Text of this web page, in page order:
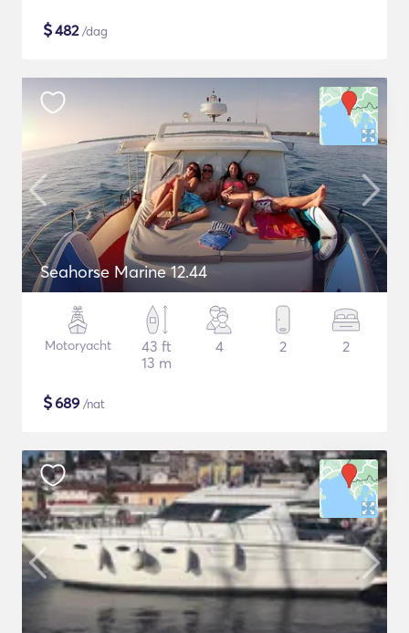
$482/dag
Seahorse Marine 12.44
Motoryacht
43 ft
13 m
4 2 2
$689 /nat